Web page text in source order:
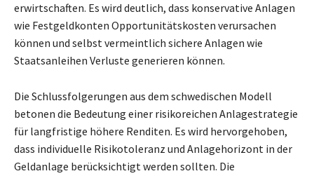
erwirtschaften. Es wird deutlich, dass konservative Anlagen
wie Festgeldkonten Opportunitätskosten verursachen
können und selbst vermeintlich sichere Anlagen wie
Staatsanleihen Verluste generieren können.
Die Schlussfolgerungen aus dem schwedischen Modell
betonen die Bedeutung einer risikoreichen Anlagestrategie
für langfristige höhere Renditen. Es wird hervorgehoben,
dass individuelle Risikotoleranz und Anlagehorizont in der
Geldanlage berücksichtigt werden sollten. Die